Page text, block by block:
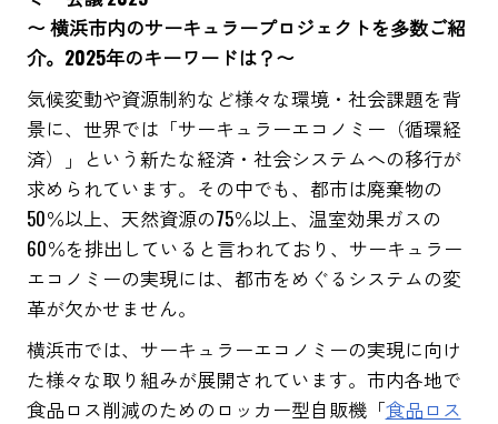
〜 横浜市内のサーキュラープロジェクトを多数ご紹
介。2025年のキーワードは？〜
気候変動や資源制約など様々な環境・社会課題を背
景に、世界では「サーキュラーエコノミー（循環経
済）」という新たな経済・社会システムへの移行が
求められています。その中でも、都市は廃棄物の
50％以上、天然資源の75％以上、温室効果ガスの
60％を排出していると言われており、サーキュラー
エコノミーの実現には、都市をめぐるシステムの変
革が欠かせません。
横浜市で⁨⁩は、サーキュラーエコノミーの実現に向け
た様々な取り組みが展開されています。市内各地で
食品ロス削減のためのロッカー型自販機「食品ロス